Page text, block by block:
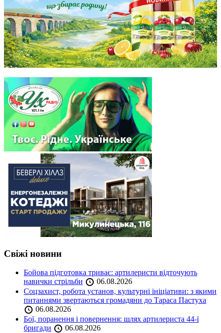
Свіжі новини
Бойова підготовка триває: артилеристи відточують
навички стрільби
06.08.2026
Соцзахист, робота установ, культурні ініціативи: з якими
питаннями звертаються громадяни до Тараса Пастуха
06.08.2026
Бої, поранення і повернення: шлях артилериста 44-ї
бригади
06.08.2026